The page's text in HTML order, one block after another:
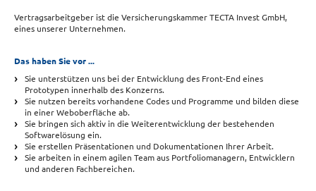
Vertragsarbeitgeber ist die Versicherungskammer TECTA Invest GmbH,
eines unserer Unternehmen.
Das haben Sie vor ...
Sie unterstützen uns bei der Entwicklung des Front-End eines
Prototypen innerhalb des Konzerns.
Sie nutzen bereits vorhandene Codes und Programme und bilden diese
in einer Weboberfläche ab.
Sie bringen sich aktiv in die Weiterentwicklung der bestehenden
Softwarelösung ein.
Sie erstellen Präsentationen und Dokumentationen Ihrer Arbeit.
Sie arbeiten in einem agilen Team aus Portfoliomanagern, Entwicklern
und anderen Fachbereichen.